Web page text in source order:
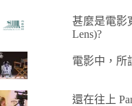
甚麼是電影
Lens)?
電影中，所
還在往上